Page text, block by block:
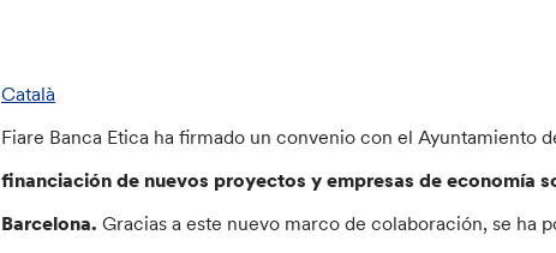
Català
Fiare Banca Etica ha firmado un convenio con el Ayuntamiento
financiación de nuevos proyectos y empresas de economía
Barcelona.Gracias a este nuevo marco de colaboración, se ha